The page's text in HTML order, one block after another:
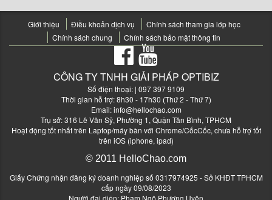
Giới thiệu Điều khoản dịch vụ
Chính sách tham gia lớp học
Chính sách chung
Chính sách bảo mật thông tin
CÔNG TY TNHH GIẢI PHÁP OPTIBIZ
Số điện thoại: | 097 397 9109
Thời gian hỗ trợ: 8h30 - 17h30 (Thứ 2 - Thứ 7)
Email:info@hellochao.com
Trụ sở: 316 Lê Văn Sỹ, Phường 1, Quận Tân Bình, TPHCM
Hoạt động tốt nhất trên Laptop/máy bàn với Chrome/CốcCốc, chưa hỗ trợ tốt
trên iOS (iphone, ipad)
© 2011 HelloChao.com
Giấy Chứng nhận đăng ký doanh nghiệp số 0317974925 - Sở KHĐT TPHCM
cấp ngày 09/08/2023
Người đại diện: Phạm Ngô Phương Uyên